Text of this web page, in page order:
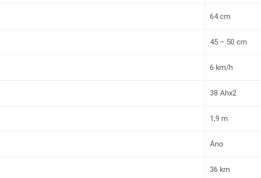
64 cm
45 – 50 cm
6 km/h
38 Ahx2
1,9 m
Áno
36 km